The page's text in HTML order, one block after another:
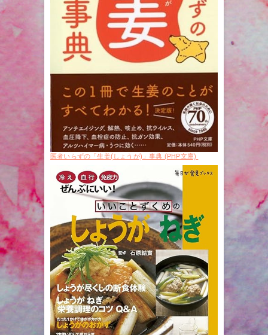
医者いらずの「生姜(しょうが)」事典 (PHP文庫)